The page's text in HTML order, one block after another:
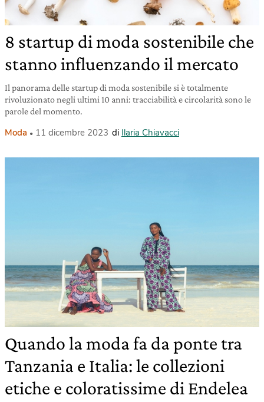
8 startup di moda sostenibile che
stanno influenzando il mercato
Il panorama delle startup di moda sostenibile si è totalmente
rivoluzionato negli ultimi 10 anni: tracciabilità e circolarità sono le
parole del momento.
Moda 11 dicembre 2023 di Ilaria Chiavacci
Quando la moda fa da ponte tra
Tanzania e Italia: le collezioni
etiche e coloratissime di Endelea